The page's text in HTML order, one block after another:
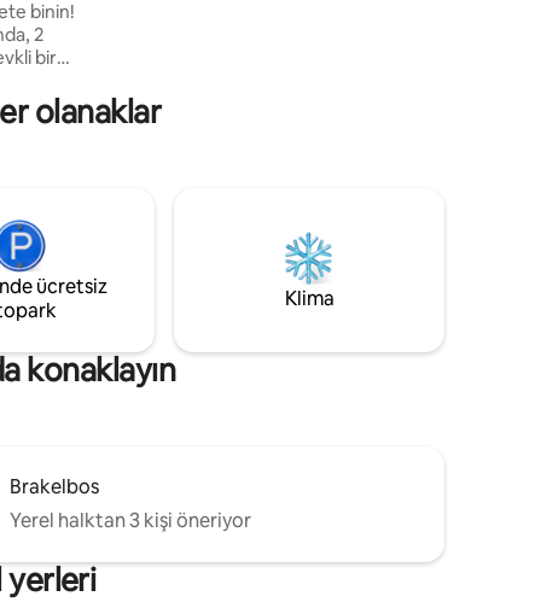
binin!
2
bir
ya
olanaklar
ücretsiz
Klima
konaklayın
Brakelbos
Yerel halktan 3 kişi öneriyor
yerleri